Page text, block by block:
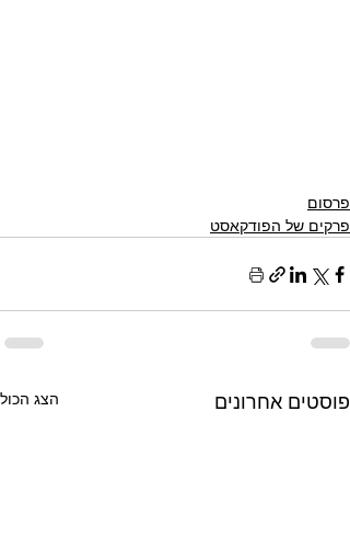
פרסום
פרקים של הפודקאסט
פוסטים אחרונים הצג הכול